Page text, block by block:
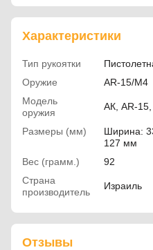
Характеристики
Тип рукоятки
Оружие
AR-15/M4
Модель
оружия
АК, AR-
Размеры (мм)
Ширина:
127 мм
Вес (грамм.)
92
Страна
производитель
Израиль
Отзывы